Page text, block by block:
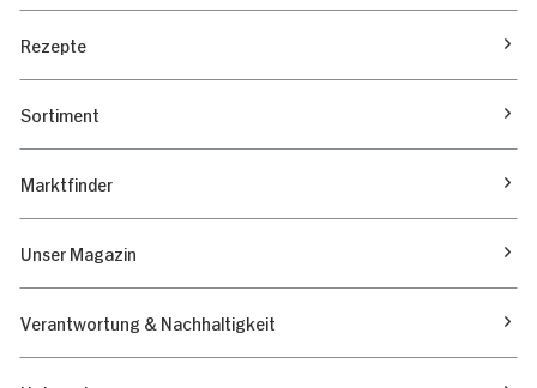
Rezepte
Sortiment
Marktfinder
Unser Magazin
Verantwortung & Nachhaltigkeit